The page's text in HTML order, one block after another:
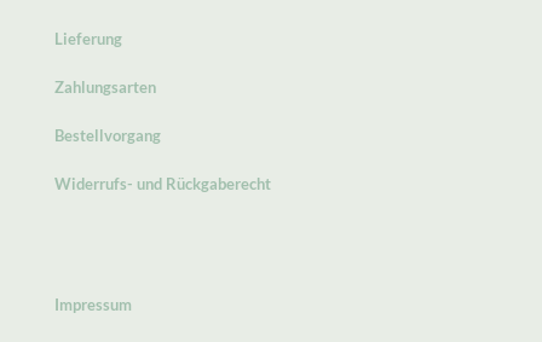
Lieferung
Zahlungsarten
Bestellvorgang
Widerrufs- und Rückgaberecht
Impressum